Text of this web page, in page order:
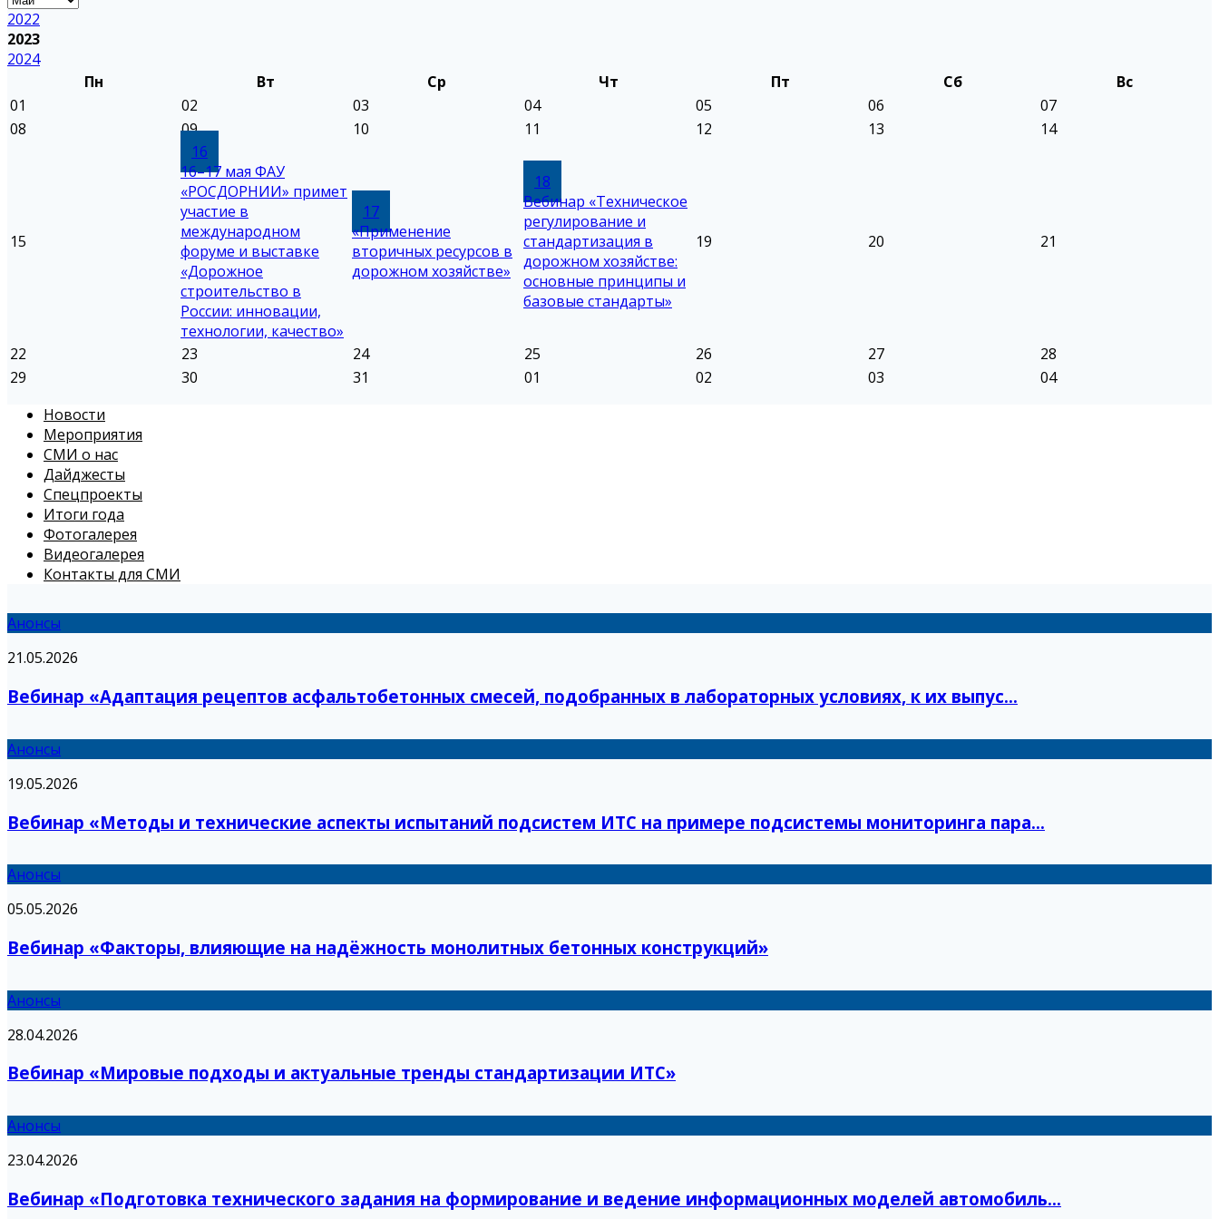
2022
2023
2024
Пн
Вт Ср Чт Пт Сб
Вс
01
02 03 04 05 06
07
08
09 10 11 12 13 14
15
16
16–17 мая ФАУ
«РОСДОРНИИ» примет
участие в
международном
форуме и выставке
«Дорожное
строительство в
России: инновации,
технологии, качество»
17
«Применение
вторичных ресурсов в
дорожном хозяйстве»
18
Вебинар «Техническое
регулирование и
стандартизация в
дорожном хозяйстве:
основные принципы и
базовые стандарты»
19 20 21
22 23 24 25 26 27
28
29
30 31 01 02 03
04
Новости
Мероприятия
СМИ о нас
Дайджесты
Спецпроекты
Итоги года
Фотогалерея
Видеогалерея
Контакты для СМИ
Анонсы
21.05.2026
Вебинар «Адаптация рецептов асфальтобетонных смесей, подобранных в лабораторных условиях, к их выпус...
Анонсы
19.05.2026
Вебинар «Методы и технические аспекты испытаний подсистем ИТС на примере подсистемы мониторинга пара...
Анонсы
05.05.2026
Вебинар «Факторы, влияющие на надёжность монолитных бетонных конструкций»
Анонсы
28.04.2026
Вебинар «Мировые подходы и актуальные тренды стандартизации ИТС»
Анонсы
23.04.2026
Вебинар «Подготовка технического задания на формирование и ведение информационных моделей автомобиль...